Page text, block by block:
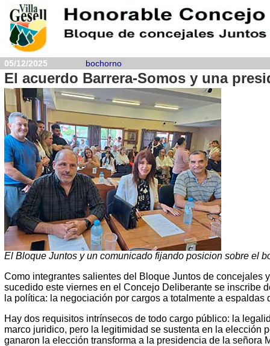
05/12/2025 bochorno
El acuerdo Barrera-Somos y una
El Bloque Juntos y un comunicado fijando posicion sobre el
Como integrantes salientes del Bloque Juntos de concejales
sucedido este viernes en el Concejo Deliberante se inscribe
la política: la negociación por cargos a totalmente a espaldas
Hay dos requisitos intrínsecos de todo cargo público: la
marco juridico, pero la legitimidad se sustenta en la elección
ganaron la elección transforma a la presidencia de la señora